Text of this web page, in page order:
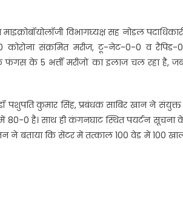
विभागघ्यक्ष सह नोडल
संक्रमित मरीज, टू-नेट-0-0 व रैपिड-
के 5 भर्त्ती मरीजों का इलाज चल रहा है,
पशुपति कुमार सिंह, प्रबंधक साबिर खान ने
0 है। साथ ही कंगनघाट स्थित पयर्टन सूचना
ने बताया कि सेंटर में तत्काल 100 वेड में 100